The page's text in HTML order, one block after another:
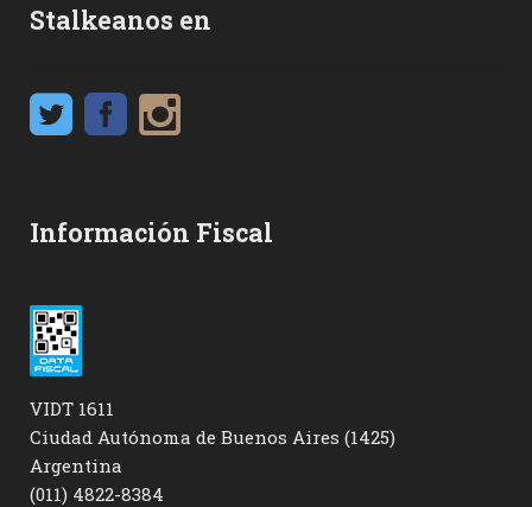
Stalkeanos en
Información Fiscal
VIDT 1611
Ciudad Autónoma de Buenos Aires (1425)
Argentina
(011) 4822-8384